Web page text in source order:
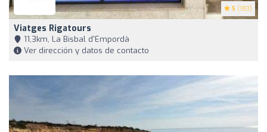
5 (183)
Viatges Rigatours
11,3km, La Bisbal d'Empordà
Ver dirección y datos de contacto